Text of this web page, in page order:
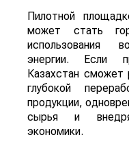
Пилотной
может стать
использования
энергии. Если
Казахстан сможет
глубокой
продукции,
сырья и
экономики.